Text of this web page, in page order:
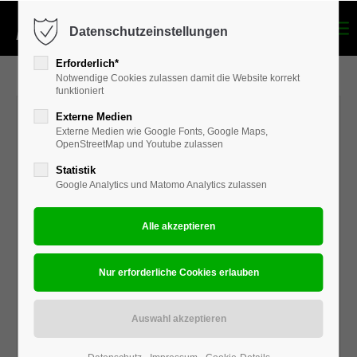
Login
Benutzername
Passwort
Support
Datenschutzeinstellungen
Erforderlich*
Notwendige Cookies zulassen damit die Website korrekt
funktioniert
Externe Medien
Externe Medien wie Google Fonts, Google Maps,
OpenStreetMap und Youtube zulassen
Statistik
Google Analytics und Matomo Analytics zulassen